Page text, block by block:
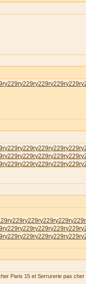
у229rу229rу229rу229rу229r
у229rу229rу229rу229rу229r
у229rу229rу229rу229rу229r
у229rу229rу229rу229rу229r
у229rу229rу229rу229rу229r
у229rу229rу229rу229rу229r
у229rу229rу229rу229rу229r
Paris 15 et Serrurerie pas cher